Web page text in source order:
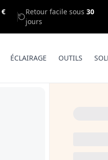
€
Retour facile sous 30
jours
ÉCLAIRAGE OUTILS